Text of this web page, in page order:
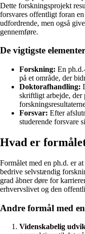
Dette forskningsprojekt
forsvares offentligt foran
udfordrende, men også
gennemføre.
De vigtigste
Forskning: En
på et område, der
Doktorafhandling:
skriftligt arbejde, der
Forsvar: Efter
studerende forsvare
Hvad er
Formålet med en ph.d. er
bedrive selvstændig
grad åbner døre for
erhvervslivet og den
Andre formål med
Videnskabelig